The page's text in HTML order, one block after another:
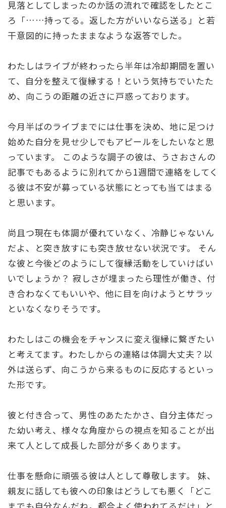
見落としてしまったのか話の流れで確認をしたとこ
ろ「……持ってる。返した方がいいなら送る」と若
干意図的に持ったままなような返答でした。
わたしはライブが終わったら半年は冷却期間を置い
て、自分を整えて復縁する！という気持ちでいたた
め、向こうの距離の近さに戸惑っております。
今月半ばのライブまでには仕事を決め、地に足つけ
始めた自分を見せ少しでもアピールをしたいなと思
っています。 このような調子の彼は、うさおさんの
記事でもあるように別れてから1週間で連絡をしてく
る彼は不安が募っている状態にとっても当てはまる
と思います。
尚且つ現在も体調が優れていなく、冷静じゃないん
だよ、と突き放すにも突き放せない状況です。 そん
な彼と今後どのようにして復縁活動をしていけばい
いでしょうか？ 寂しさが埋まったら理性が働き、付
き合わなくてもいいや、他に目を向けようとサラッ
といなくなりそうです。
わたしはこの機会をチャンスに変え復縁に繋ぎたい
と考えてます。わたしからの連絡は体調大丈夫？以
外は送らず、向こうから来るものに反応するといっ
た形です。
彼と付き合って、男性のあたたかさ、自分主体だっ
た幼い考え、様々な角度からの視点を知ることが出
来て人として成長した部分が多くあります。
仕事を懸命に頑張る彼は人として尊敬します。 妹、
親友に話しても彼への印象はどうしても悪く「どこ